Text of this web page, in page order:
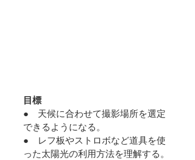
目標
●　天候に合わせて撮影場所を選定
できるようになる。
●　レフ板やストロボなど道具を使
った太陽光の利用方法を理解する。